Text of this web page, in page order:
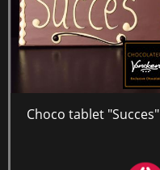
Choco tablet "Succes"